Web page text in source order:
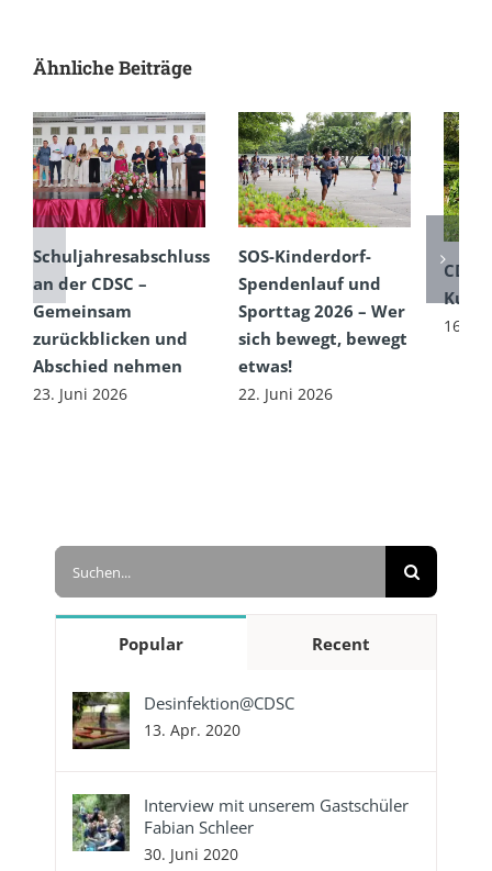
Ähnliche Beiträge
Schuljahresabschluss
an der CDSC –
Gemeinsam
zurückblicken und
Abschied nehmen
23. Juni 2026
SOS-Kinderdorf-
Spendenlauf und
Sporttag 2026 – Wer
sich bewegt, bewegt
etwas!
22. Juni 2026
CDSC
16.
Suche
Popular Recent
Desinfektion@CDSC
13. Apr. 2020
Interview mit unserem Gastschüler
Fabian Schleer
30. Juni 2020